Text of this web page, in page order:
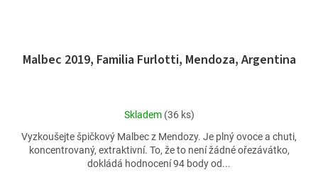
Malbec 2019, Familia Furlotti, Mendoza, Argentina
Průměrné
produktu
je
4,9
Skladem (36 ks)
Vyzkoušejte špičkový Malbec z Mendozy. Je plný ovoce a chuti,
koncentrovaný, extraktivní. To, že to není žádné ořezávátko,
dokládá hodnocení 94 body od...